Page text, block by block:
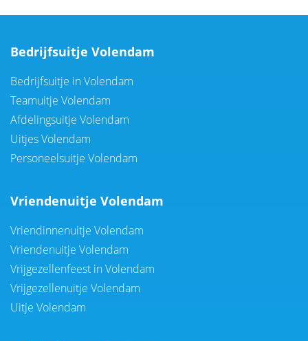
Bedrijfsuitje Volendam
Bedrijfsuitje in Volendam
Teamuitje Volendam
Afdelingsuitje Volendam
Uitjes Volendam
Personeelsuitje Volendam
Vriendenuitje Volendam
Vriendinnenuitje Volendam
Vriendenuitje Volendam
Vrijgezellenfeest in Volendam
Vrijgezellenuitje Volendam
Uitje Volendam